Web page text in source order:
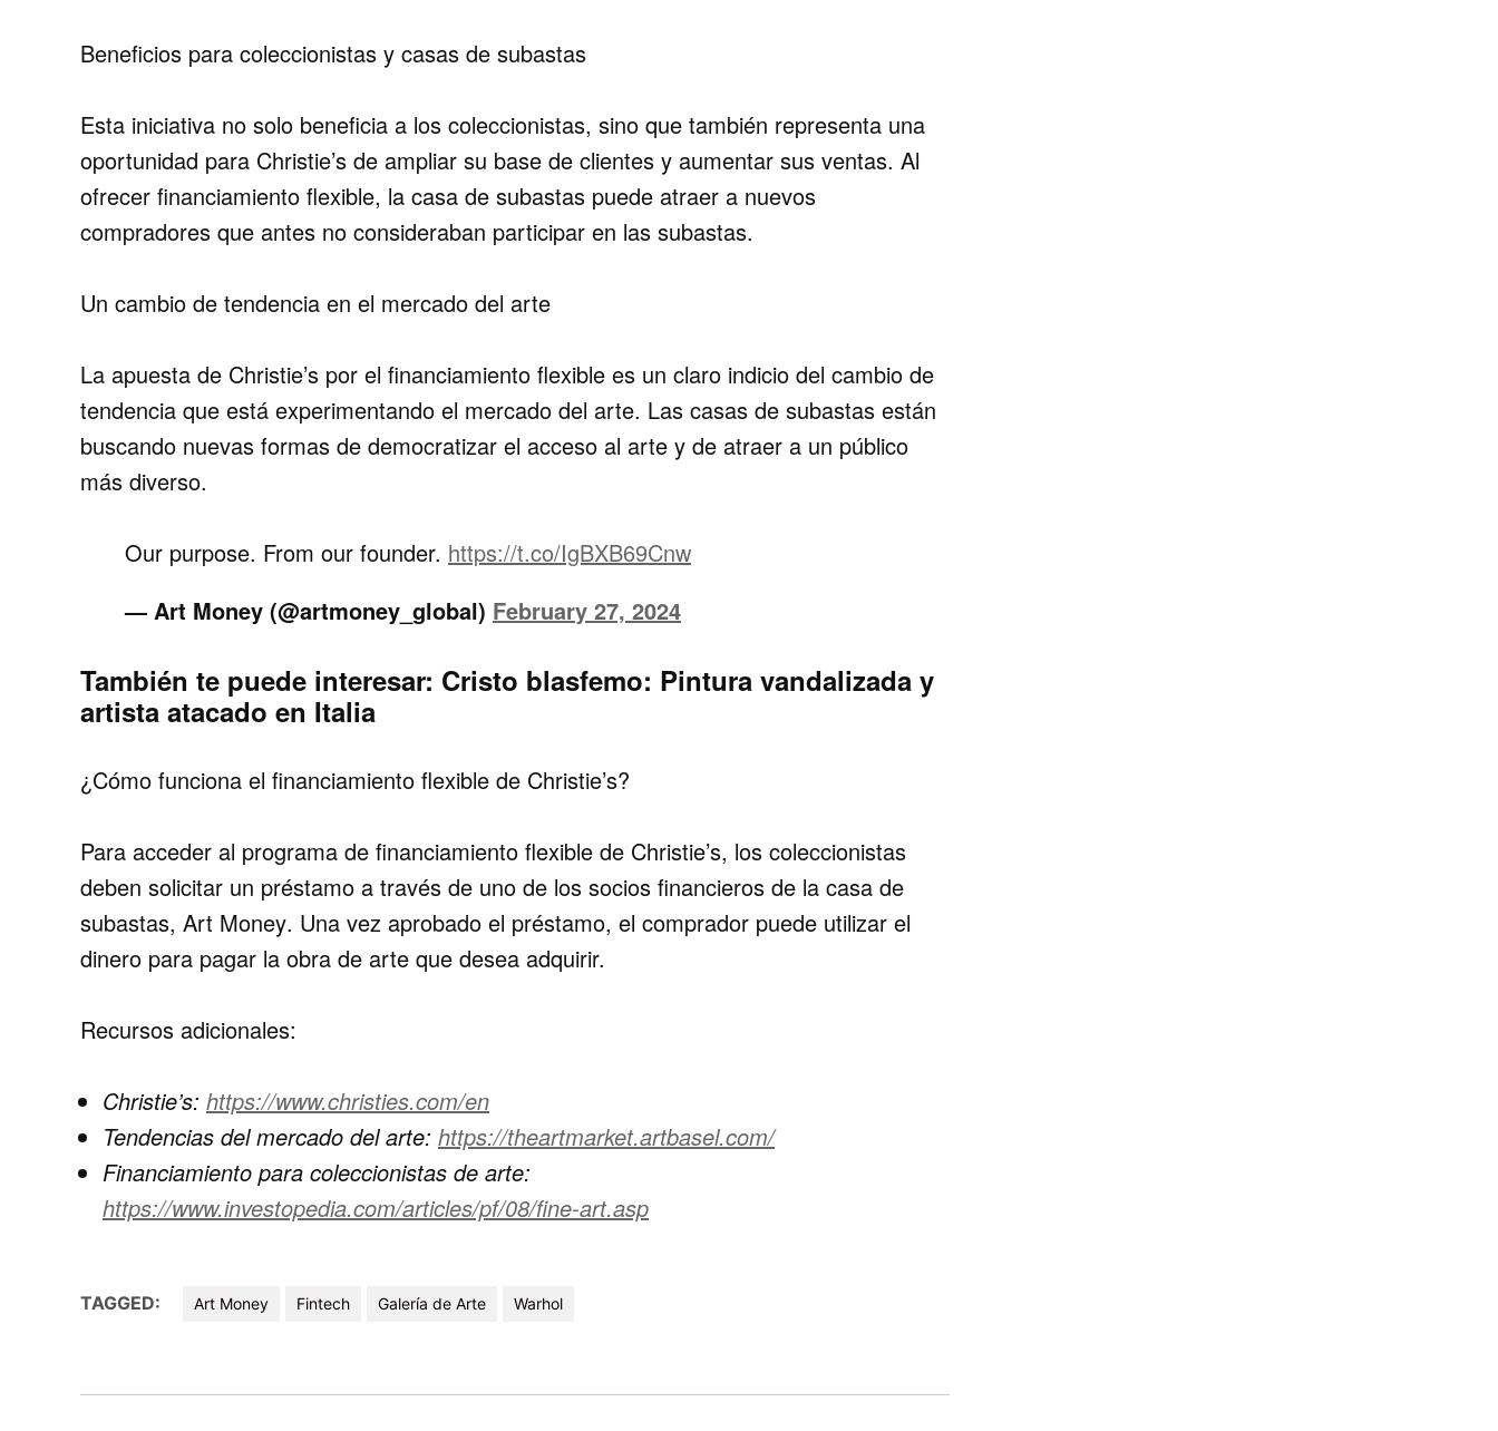
Beneficios para coleccionistas y casas de subastas
Esta iniciativa no solo beneficia a los coleccionistas, sino que también representa una
oportunidad para Christie’s de ampliar su base de clientes y aumentar sus ventas. Al
ofrecer financiamiento flexible, la casa de subastas puede atraer a nuevos
compradores que antes no consideraban participar en las subastas.
Un cambio de tendencia en el mercado del arte
La apuesta de Christie’s por el financiamiento flexible es un claro indicio del cambio de
tendencia que está experimentando el mercado del arte. Las casas de subastas están
buscando nuevas formas de democratizar el acceso al arte y de atraer a un público
más diverso.
Our purpose. From our founder. https://t.co/IgBXB69Cnw
— Art Money (@artmoney_global) February 27, 2024
También te puede interesar: Cristo blasfemo: Pintura vandalizada y
artista atacado en Italia
¿Cómo funciona el financiamiento flexible de Christie’s?
Para acceder al programa de financiamiento flexible de Christie’s, los coleccionistas
deben solicitar un préstamo a través de uno de los socios financieros de la casa de
subastas, Art Money. Una vez aprobado el préstamo, el comprador puede utilizar el
dinero para pagar la obra de arte que desea adquirir.
Recursos adicionales:
Christie’s: https://www.christies.com/en
Tendencias del mercado del arte: https://theartmarket.artbasel.com/
Financiamiento para coleccionistas de arte:
https://www.investopedia.com/articles/pf/08/fine-art.asp
TAGGED: Art Money Fintech Galería de Arte Warhol